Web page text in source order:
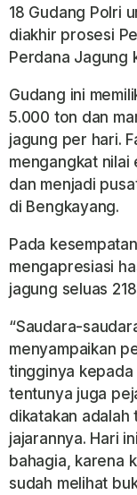
18 Gudang Polri
diakhir prosesi
Perdana Jagung
Gudang ini
5.000 ton dan
jagung per hari.
mengangkat
dan menjadi
di Bengkayang.
Pada
mengapresiasi
jagung seluas
“Saudara-
menyampaikan
tingginya kepada
tentunya juga
dikatakan adalah
jajarannya. Hari
bahagia, karena
sudah melihat